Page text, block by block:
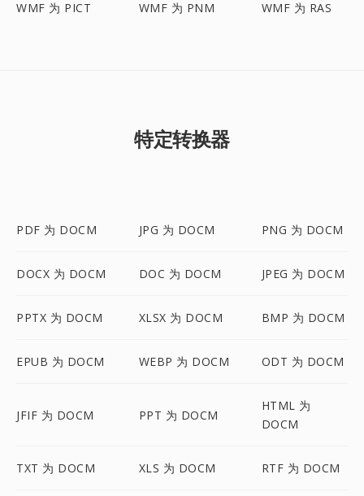
WMF 为 PICT WMF 为 PNM WMF 为 RAS
特定转换器
PDF 为 DOCM JPG 为 DOCM PNG 为 DOCM
DOCX 为 DOCM DOC 为 DOCM JPEG 为 DOCM
PPTX 为 DOCM XLSX 为 DOCM BMP 为 DOCM
EPUB 为 DOCM WEBP 为 DOCM ODT 为 DOCM
JFIF 为 DOCM PPT 为 DOCM
HTML 为
DOCM
TXT 为 DOCM XLS 为 DOCM RTF 为 DOCM